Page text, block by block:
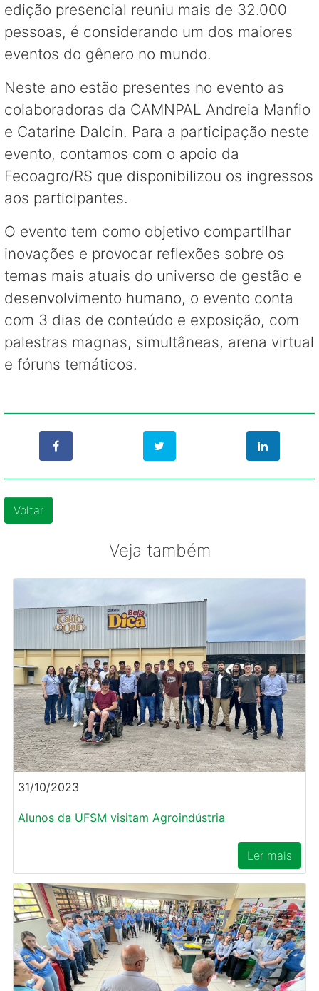
edição presencial reuniu mais de 32.000
pessoas, é considerando um dos maiores
eventos do gênero no mundo.
Neste ano estão presentes no evento as
colaboradoras da CAMNPAL Andreia Manfio
e Catarine Dalcin. Para a participação neste
evento, contamos com o apoio da
Fecoagro/RS que disponibilizou os ingressos
aos participantes.
O evento tem como objetivo compartilhar
inovações e provocar reflexões sobre os
temas mais atuais do universo de gestão e
desenvolvimento humano, o evento conta
com 3 dias de conteúdo e exposição, com
palestras magnas, simultâneas, arena virtual
e fóruns temáticos.
Voltar
Veja também
31/10/2023
Alunos da UFSM visitam Agroindústria
Ler mais